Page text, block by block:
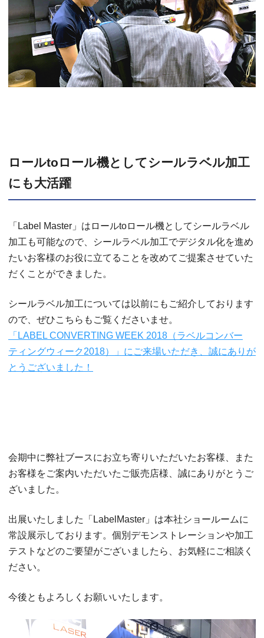
ロールtoロール機としてシールラベル加工
にも大活躍
「Label Master」はロールtoロール機としてシールラベル
加工も可能なので、シールラベル加工でデジタル化を進め
たいお客様のお役に立てることを改めてご提案させていた
だくことができました。
シールラベル加工については以前にもご紹介しております
ので、ぜひこちらもご覧くださいませ。
「LABEL CONVERTING WEEK 2018（ラベルコンバー
ティングウィーク2018）」にご来場いただき、誠にありが
とうございました！
会期中に弊社ブースにお立ち寄りいただいたお客様、また
お客様をご案内いただいたご販売店様、誠にありがとうご
ざいました。
出展いたしました「LabelMaster」は本社ショールームに
常設展示しております。 個別デモンストレーションや加工
テストなどのご要望がございましたら、お気軽にご相談く
ださい。
今後ともよろしくお願いいたします。